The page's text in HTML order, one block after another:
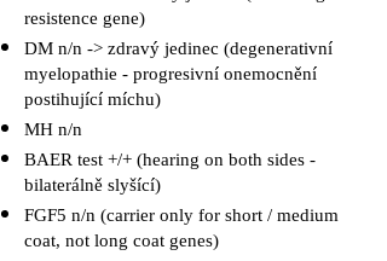
resistence gene)
DM n/n -> zdravý jedinec (degenerativní
myelopathie - progresivní onemocnění
postihující míchu)
MH n/n
BAER test +/+ (hearing on both sides -
bilaterálně slyšící)
FGF5 n/n (carrier only for short / medium
coat, not long coat genes)